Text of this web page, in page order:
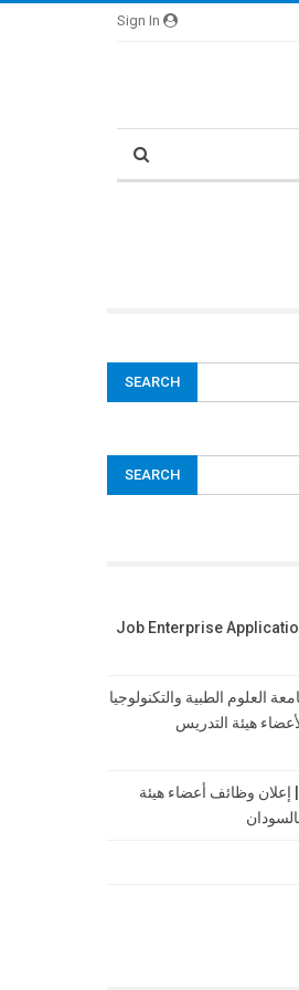
Job Enterprise
العلوم الطبية والتكنولوجيا
عمل لأعضاء هيئة التدريس
وظائف جامعة الجزيرة 2026 | إعلان وظائف أعضاء هيئة